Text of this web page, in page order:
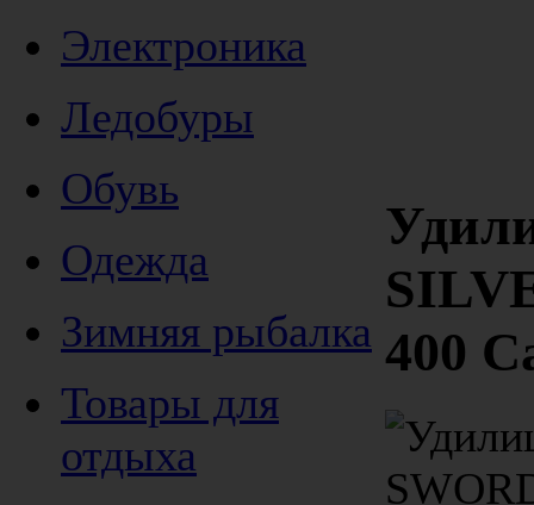
Электроника
Ледобуры
Обувь
Одежда
Зимняя рыбалка
Товары для
отдыха
400